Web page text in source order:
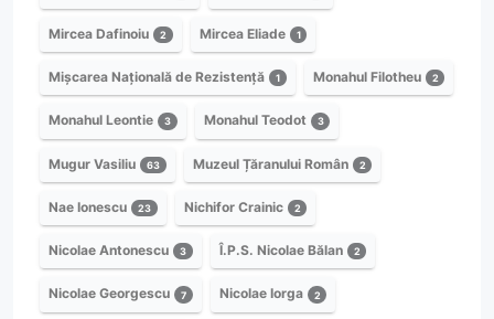
Mircea Dafinoiu 2 Mircea Eliade 1
Mișcarea Națională de Rezistență 1 Monahul Filotheu 2
Monahul Leontie 3 Monahul Teodot 3
Mugur Vasiliu 63 Muzeul Țăranului Român 2
Nae Ionescu 23 Nichifor Crainic 2
Nicolae Antonescu 3 Î.P.S. Nicolae Bălan 2
Nicolae Georgescu 7 Nicolae Iorga 2